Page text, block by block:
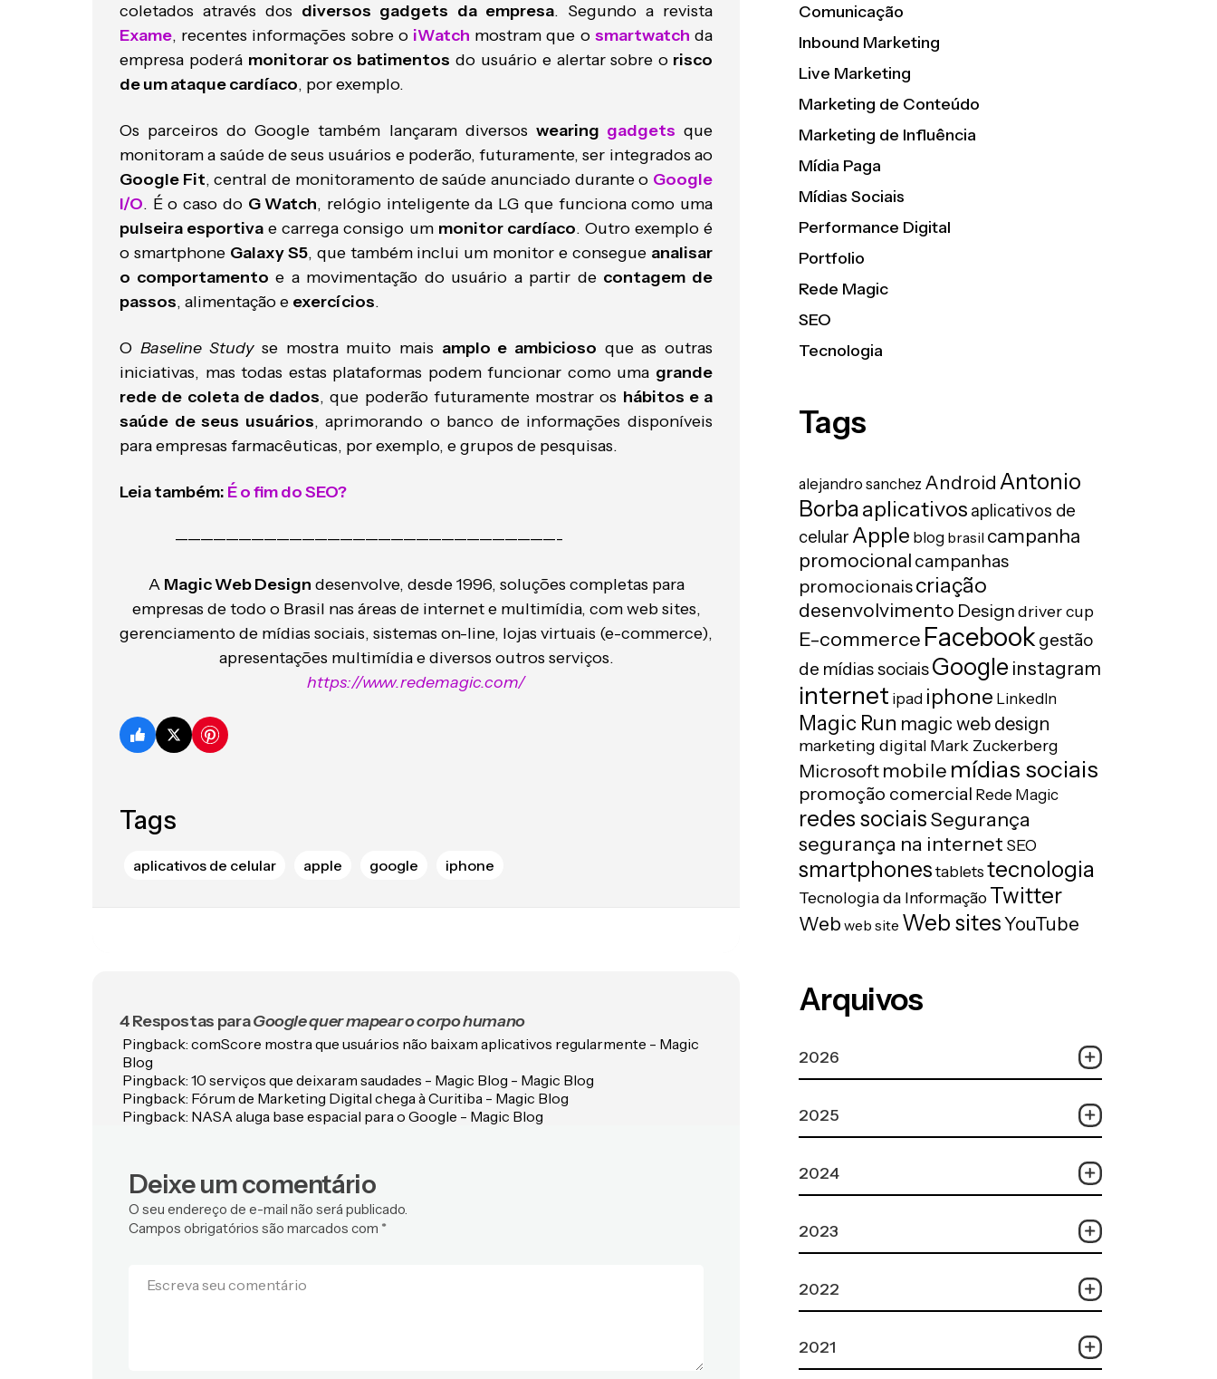
coletados através dos diversos gadgets da empresa. Segundo a revista
Exame, recentes informações sobre o iWatch mostram que o smartwatch da
empresa poderá monitorar os batimentos do usuário e alertar sobre o risco
de um ataque cardíaco, por exemplo.
Os parceiros do Google também lançaram diversos wearing gadgets que
monitoram a saúde de seus usuários e poderão, futuramente, ser integrados ao
Google Fit, central de monitoramento de saúde anunciado durante o Google
I/O. É o caso do G Watch, relógio inteligente da LG que funciona como uma
pulseira esportiva e carrega consigo um monitor cardíaco. Outro exemplo é
o smartphone Galaxy S5, que também inclui um monitor e consegue analisar
o comportamento e a movimentação do usuário a partir de contagem de
passos, alimentação e exercícios.
O Baseline Studyse mostra muito mais amplo e ambicioso que as outras
iniciativas, mas todas estas plataformas podem funcionar como uma grande
rede de coleta de dados, que poderão futuramente mostrar os hábitos e a
saúde de seus usuários, aprimorando o banco de informações disponíveis
para empresas farmacêuticas, por exemplo, e grupos de pesquisas.
Leia também: É o fim do SEO?
——————————————————————————————-
A Magic Web Design desenvolve, desde 1996, soluções completas para
empresas de todo o Brasil nas áreas de internet e multimídia, com web sites,
gerenciamento de mídias sociais, sistemas on-line, lojas virtuais (e-commerce),
apresentações multimídia e diversos outros serviços.
https://www.redemagic.com/
Tags
aplicativos de celular apple google iphone
4 Respostas paraGoogle quer mapear o corpo humano
Pingback: comScore mostra que usuários não baixam aplicativos regularmente - Magic
Blog
Pingback: 10 serviços que deixaram saudades - Magic Blog - Magic Blog
Pingback: Fórum de Marketing Digital chega à Curitiba - Magic Blog
Pingback: NASA aluga base espacial para o Google - Magic Blog
Deixe um comentário
O seu endereço de e-mail não será publicado.
Campos obrigatórios são marcados com *
Escreva seu comentário
Comunicação
Inbound Marketing
Live Marketing
Marketing de Conteúdo
Marketing de Influência
Mídia Paga
Mídias Sociais
Performance Digital
Portfolio
Rede Magic
SEO
Tecnologia
Tags
alejandro sanchez Android Antonio
Borbaaplicativos aplicativos de
celular Apple blog brasil campanha
promocional campanhas
promocionaiscriação
desenvolvimento Designdriver cup
E-commerce Facebookgestão
de mídias sociaisGoogle instagram
internet ipad iphone LinkedIn
Magic Run magic web design
marketing digital Mark Zuckerberg
Microsoft mobile mídias sociais
promoção comercial Rede Magic
redes sociaisSegurança
segurança na internet SEO
smartphones tablets tecnologia
Tecnologia da InformaçãoTwitter
Web web site Web sitesYouTube
Arquivos
2026
2025
2024
2023
2022
2021